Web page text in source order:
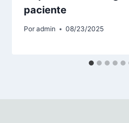
paciente
Poradmin 08/23/2025